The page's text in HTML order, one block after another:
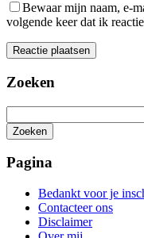
Bewaar mijn naam, e-
volgende keer dat ik
Zoeken
Zoeken
zoeken
Pagina
Bedankt voor je
Contacteer ons
Disclaimer